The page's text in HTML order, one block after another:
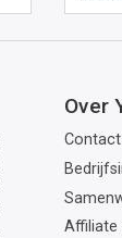
e-
Over
Affiliate